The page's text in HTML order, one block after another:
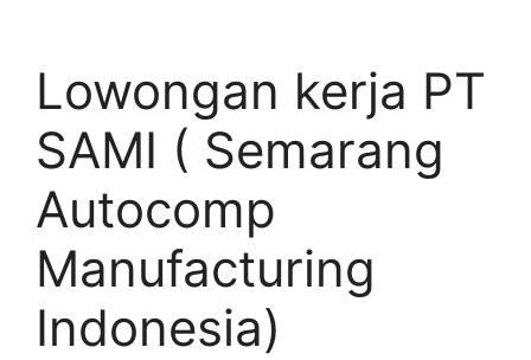
Lowongan kerja PT
SAMI ( Semarang
Autocomp
Manufacturing
Indonesia)